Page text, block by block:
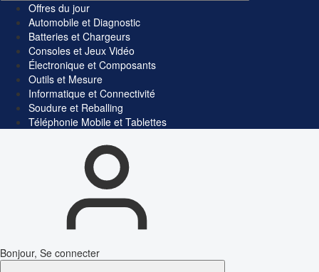
Offres du jour
Automobile et Diagnostic
Batteries et Chargeurs
Consoles et Jeux Vidéo
Électronique et Composants
Outils et Mesure
Informatique et Connectivité
Soudure et Reballing
Téléphonie Mobile et Tablettes
Bonjour, Se connecter